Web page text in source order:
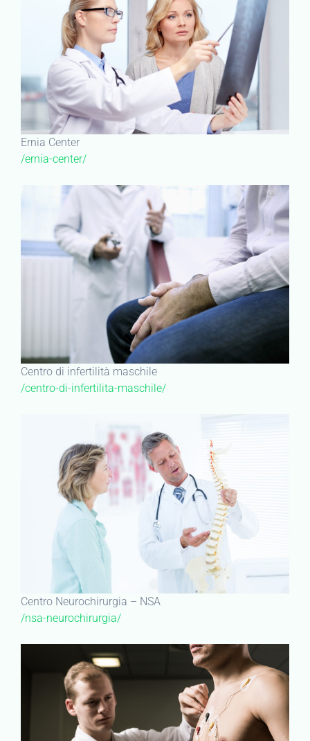
Ernia Center
/ernia-center/
Centro di infertilità maschile
/centro-di-infertilita-maschile/
Centro Neurochirurgia – NSA
/nsa-neurochirurgia/